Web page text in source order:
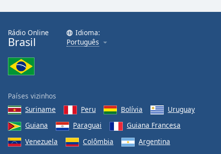
Rádio Online
Brasil
Idioma:
Português
Países vizinhos
Suriname
Peru Bolívia
Uruguay
Guiana
Paraguai
Guiana Francesa
Venezuela
Colômbia Argentina